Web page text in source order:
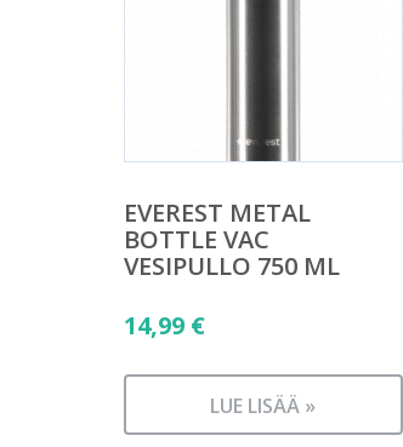
EVEREST METAL
BOTTLE VAC
VESIPULLO 750 ML
14,99 €
LUE LISÄÄ »